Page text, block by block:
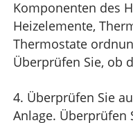
Komponenten des
Heizelemente,
Thermostate
Überprüfen Sie, ob
4. Überprüfen Sie
Anlage. Überprüfen